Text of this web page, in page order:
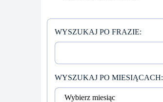
WYSZUKAJ PO FRAZIE:
WYSZUKAJ PO MIESIĄCACH: